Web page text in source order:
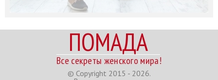
ПОМАДА
Все секреты женского мира!
© Copyright 2015 - 2026.